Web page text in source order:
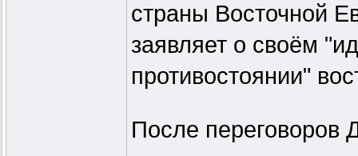
страны Восточной
заявляет о своём
противостоянии"
После переговоров